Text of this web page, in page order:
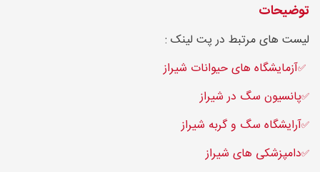
توضیحات
لیست های مرتبط در پت لینک :
✅آزمایشگاه های حیوانات شیراز
✅پانسیون سگ در شیراز
✅آرایشگاه سگ و گربه شیراز
✅دامپزشکی های شیراز